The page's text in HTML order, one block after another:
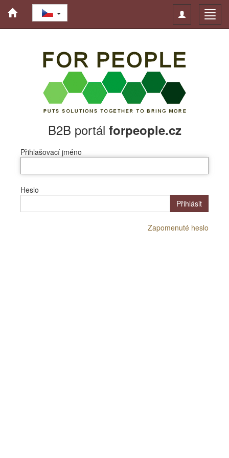
Toggle
navigation
B2B portál forpeople.cz
Přihlašovací jméno
Heslo
Přihlásit
Zapomenuté heslo